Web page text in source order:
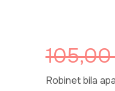
Robinet bila